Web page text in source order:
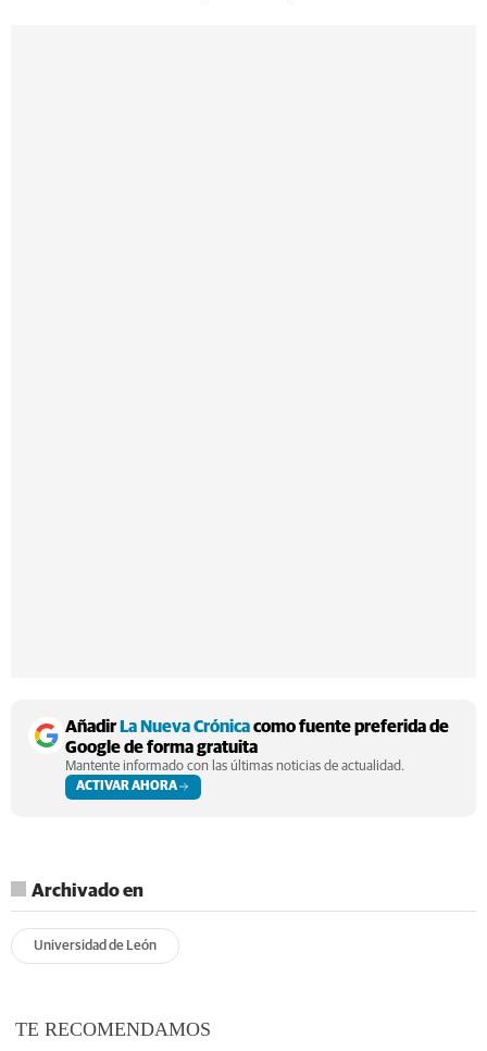
AñadirLa Nueva Crónicacomo fuente preferida de
Google de forma gratuita
Mantente informado con las últimas noticias de actualidad.
ACTIVAR AHORA
Archivado en
Universidad de León
TE RECOMENDAMOS